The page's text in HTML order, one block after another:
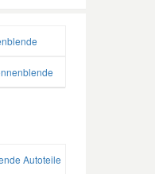
Autoteile